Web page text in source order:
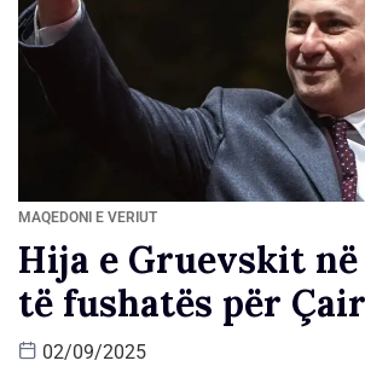
MAQEDONI E VERIUT
Hija e Gruevskit
të fushatës për
02/09/2025